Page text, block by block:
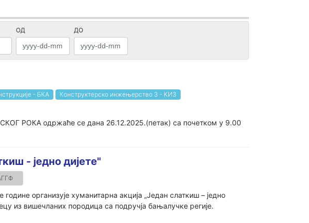
ОД ДО
- БКА
Конструктерско инжењерство 3 - КИ3
РОКА одржаће се дана 26.12.2025.(петак) са почетком у 9.00
- једно дијете"
организује хуманитарна акција „Један слаткиш – једно
из вишечланих породица са подручја бањалучке регије.